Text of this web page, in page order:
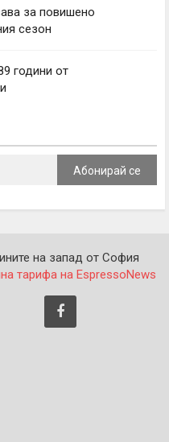
за повишено
сезон
години от
Абонирай се
на запад от София
тарифа на EspressoNews